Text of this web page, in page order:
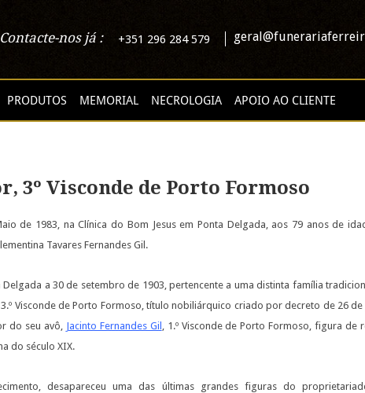
Contacte-nos já : +351 296 284 579
PRODUTOS MEMORIAL NECROLOGIA APOIO AO CLIENTE
3º Visconde de Porto Formoso
de 1983, na Clínica do Bom Jesus em Ponta Delgada, aos 79 anos de
Tavares Fernandes Gil.
Delgada a 30 de setembro de 1903, pertencente a uma distinta família
Visconde de Porto Formoso, título nobiliárquico criado por decreto de 26 de
do seu avô, Jacinto Fernandes Gil , 1.º Visconde de Porto Formoso, figura de
do século XIX.
desapareceu uma das últimas grandes figuras do